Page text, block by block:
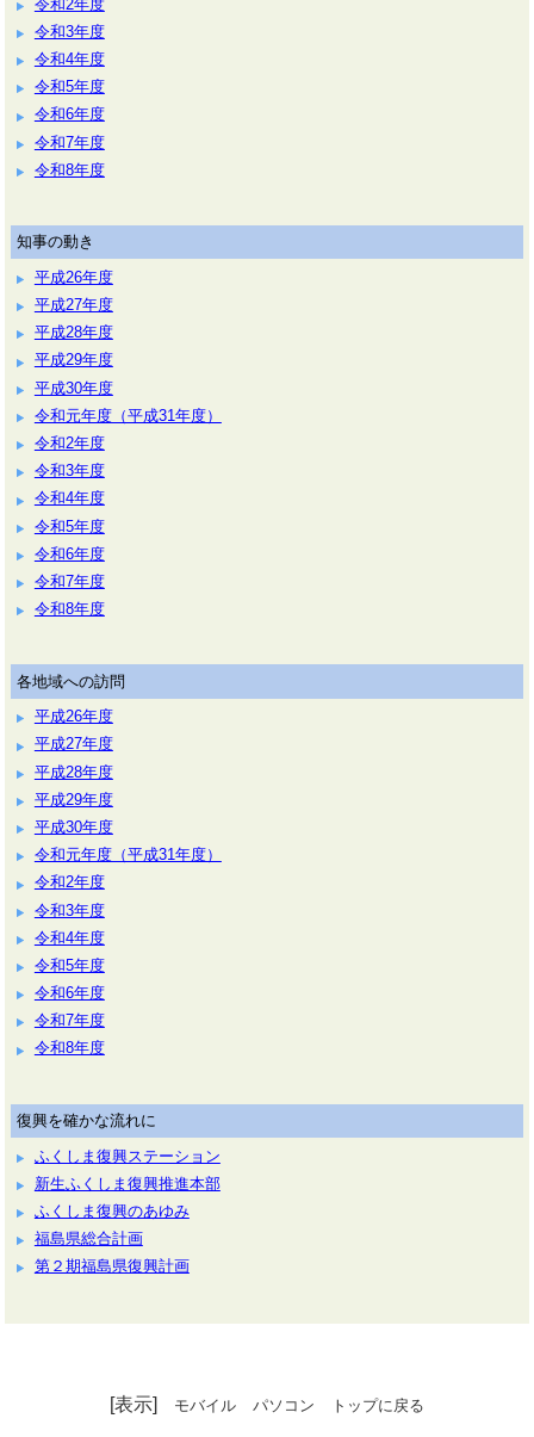
令和2年度
令和3年度
令和4年度
令和5年度
令和6年度
令和7年度
令和8年度
知事の動き
平成26年度
平成27年度
平成28年度
平成29年度
平成30年度
令和元年度（平成31年度）
令和2年度
令和3年度
令和4年度
令和5年度
令和6年度
令和7年度
令和8年度
各地域への訪問
平成26年度
平成27年度
平成28年度
平成29年度
平成30年度
令和元年度（平成31年度）
令和2年度
令和3年度
令和4年度
令和5年度
令和6年度
令和7年度
令和8年度
復興を確かな流れに
ふくしま復興ステーション
新生ふくしま復興推進本部
ふくしま復興のあゆみ
福島県総合計画
第２期福島県復興計画
[表示] モバイル パソコン トップに戻る